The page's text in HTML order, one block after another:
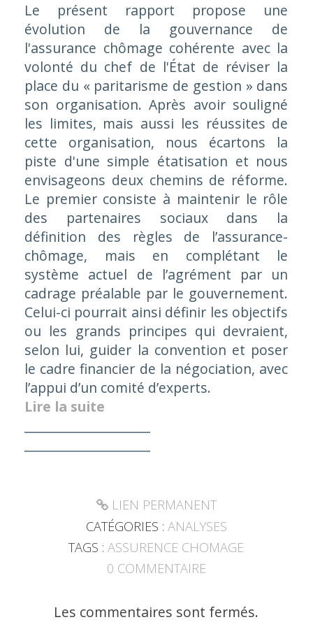
Le présent rapport propose une
évolution de la gouvernance de
l'assurance chômage cohérente avec la
volonté du chef de l'État de réviser la
place du « paritarisme de gestion » dans
son organisation. Après avoir souligné
les limites, mais aussi les réussites de
cette organisation, nous écartons la
piste d'une simple étatisation et nous
envisageons deux chemins de réforme.
Le premier consiste à maintenir le rôle
des partenaires sociaux dans la
définition des règles de l’assurance-
chômage, mais en complétant le
système actuel de l’agrément par un
cadrage préalable par le gouvernement.
Celui-ci pourrait ainsi définir les objectifs
ou les grands principes qui devraient,
selon lui, guider la convention et poser
le cadre financier de la négociation, avec
l’appui d’un comité d’experts.
Lire la suite
LIEN PERMANENT
CATÉGORIES : ANALYSES
TAGS :ASSURENCE CHOMAGE
0 COMMENTAIRE
Les commentaires sont fermés.